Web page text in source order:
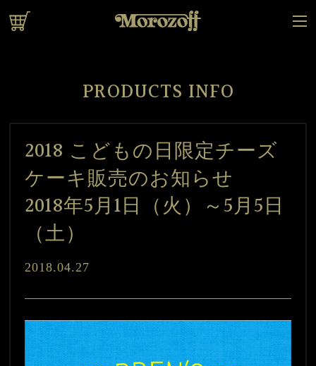
PRODUCTS INFO
2018 こどもの日限定チーズ
ケーキ販売のお知らせ
2018年5月1日（火）～5月5日
（土）
2018.04.27